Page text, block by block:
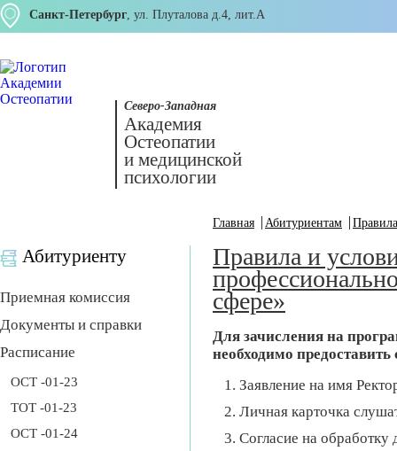
Санкт-Петербург, ул. Плуталова д.4, лит.А
Северо-Западная
Академия
Остеопатии
и медицинской
психологии
Абитуриенту
Приемная комиссия
Документы и справки
Расписание
ОСТ -01-23
ТОТ -01-23
ОСТ -01-24
Главная Абитуриентам
Правила и
сфере»
Для зачисления на
необходимо
Заявление на имя
Личная карточка
Согласие на обработку